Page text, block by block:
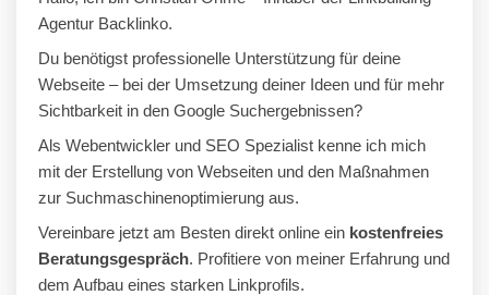
Agentur Backlinko.
Du benötigst professionelle Unterstützung für deine
Webseite – bei der Umsetzung deiner Ideen und für mehr
Sichtbarkeit in den Google Suchergebnissen?
Als Webentwickler und SEO Spezialist kenne ich mich
mit der Erstellung von Webseiten und den Maßnahmen
zur Suchmaschinenoptimierung aus.
Vereinbare jetzt am Besten direkt online ein kostenfreies
Beratungsgespräch. Profitiere von meiner Erfahrung und
dem Aufbau eines starken Linkprofils.